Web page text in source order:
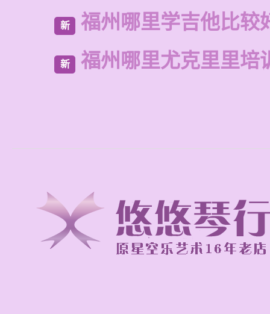
新 福州哪里学吉他比较
新 福州哪里尤克里里培